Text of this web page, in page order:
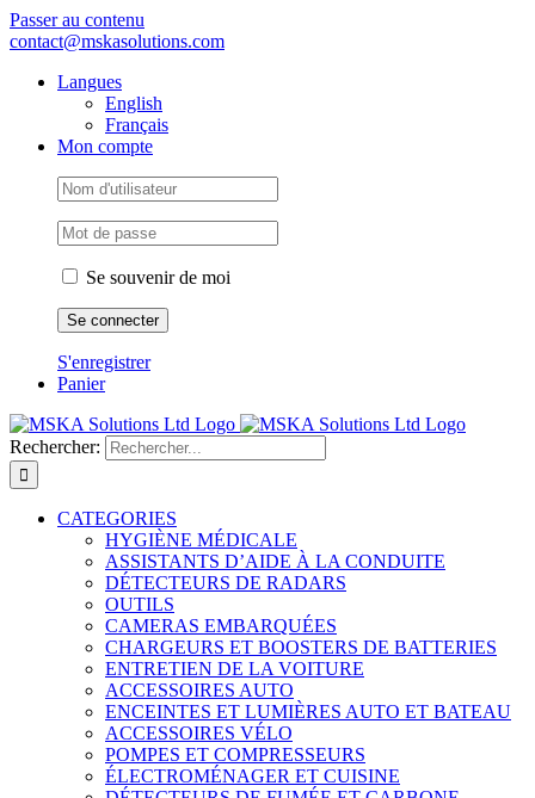
Passer au contenu
contact@mskasolutions.com
Langues
English
Français
Mon compte
Se souvenir de moi
S'enregistrer
Panier
Rechercher:
CATEGORIES
HYGIÈNE MÉDICALE
ASSISTANTS D’AIDE À LA CONDUITE
DÉTECTEURS DE RADARS
OUTILS
CAMERAS EMBARQUÉES
CHARGEURS ET BOOSTERS DE BATTERIES
ENTRETIEN DE LA VOITURE
ACCESSOIRES AUTO
ENCEINTES ET LUMIÈRES AUTO ET BATEAU
ACCESSOIRES VÉLO
POMPES ET COMPRESSEURS
ÉLECTROMÉNAGER ET CUISINE